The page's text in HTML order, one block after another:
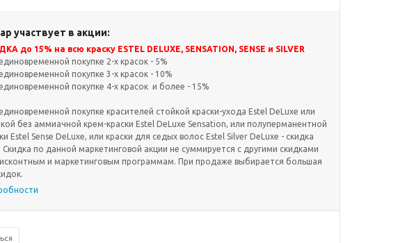
участвует в акции:
до 15% на всю краску ESTEL DELUXE, SENSATION, SENSE и SILVER
покупке 2-х красок - 5%
покупке 3-х красок - 10%
покупке 4-х красок и более - 15%
покупке красителей стойкой краски-ухода Estel DeLuxe или
без аммиачной крем-краски Estel DeLuxe Sensation, или полуперманентной
Estel Sense DeLuxe, или краски для седых волос Estel Silver DeLuxe - скидка
Скидка по данной маркетинговой акции не суммируется с другими скидками
и маркетинговым программам. При продаже выбирается большая